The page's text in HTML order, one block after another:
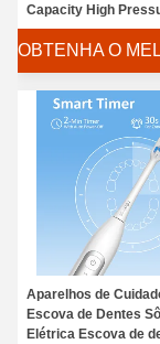
Capacity High
110PSI and 5
Oral Irrigator
Aparelhos de
Escova de Dentes
Elétrica Escova de